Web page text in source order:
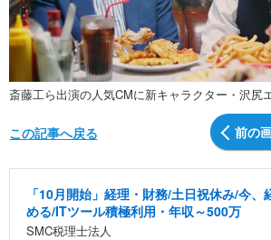
斎藤工ら出演の人気CMに新キャラクター・沢尻
前の
この記事へ戻る
「10月開始」経理・財務/土日祝休み/今
める/ITツール積極利用・年収～500万
SMC税理士法人